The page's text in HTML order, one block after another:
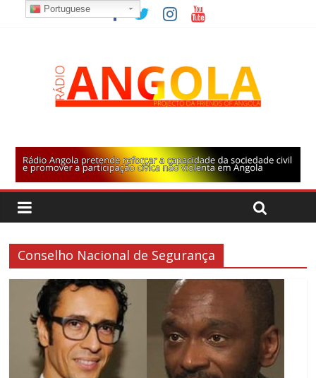
Conselho Nacional de Segurança
Portuguese